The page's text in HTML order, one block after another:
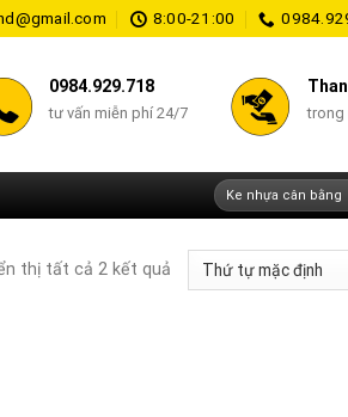
8:00-21:00
0984.929.718
tư vấn miễn phí 24/7 trong
Tìm
kiếm:
thị tất cả 2 kết quả